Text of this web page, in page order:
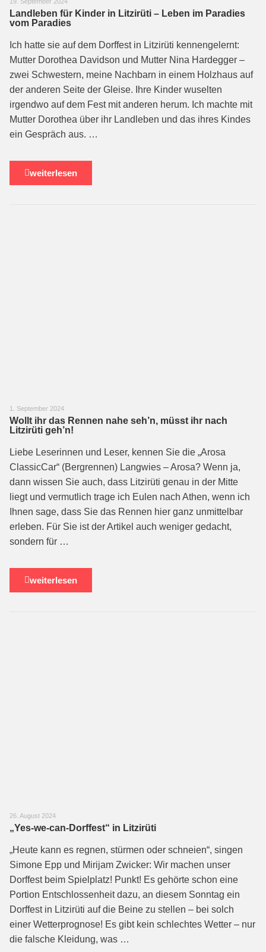
Landleben für Kinder in Litzirüti – Leben im Paradies
vom Paradies
Ich hatte sie auf dem Dorffest in Litzirüti kennengelernt:
Mutter Dorothea Davidson und Mutter Nina Hardegger –
zwei Schwestern, meine Nachbarn in einem Holzhaus auf
der anderen Seite der Gleise. Ihre Kinder wuselten
irgendwo auf dem Fest mit anderen herum. Ich machte mit
Mutter Dorothea über ihr Landleben und das ihres Kindes
ein Gespräch aus. …
weiterlesen
1. September 2024
Wollt ihr das Rennen nahe seh’n, müsst ihr nach
Litzirüti geh’n!
Liebe Leserinnen und Leser, kennen Sie die „Arosa
ClassicCar“ (Bergrennen) Langwies – Arosa? Wenn ja,
dann wissen Sie auch, dass Litzirüti genau in der Mitte
liegt und vermutlich trage ich Eulen nach Athen, wenn ich
Ihnen sage, dass Sie das Rennen hier ganz unmittelbar
erleben. Für Sie ist der Artikel auch weniger gedacht,
sondern für …
weiterlesen
26. August 2024
„Yes-we-can-Dorffest“ in Litzirüti
„Heute kann es regnen, stürmen oder schneien“, singen
Simone Epp und Mirijam Zwicker: Wir machen unser
Dorffest beim Spielplatz! Punkt! Es gehörte schon eine
Portion Entschlossenheit dazu, an diesem Sonntag ein
Dorffest in Litzirüti auf die Beine zu stellen – bei solch
einer Wetterprognose! Es gibt kein schlechtes Wetter – nur
die falsche Kleidung, was …